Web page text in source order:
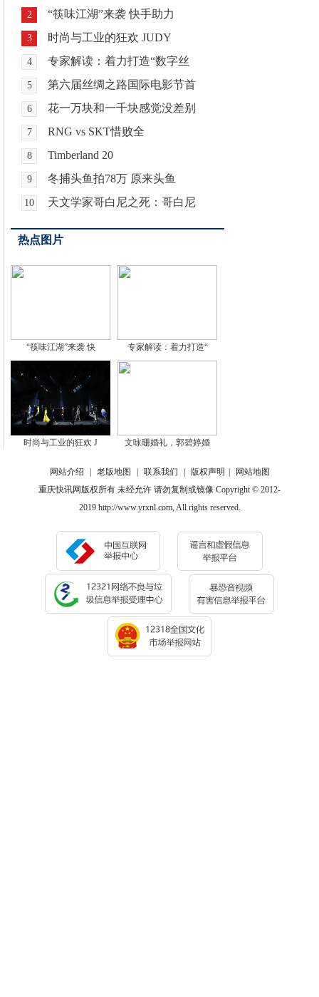
2 “筷味江湖”来袭 快手助力
3 时尚与工业的狂欢 JUDY
4 专家解读：着力打造“数字丝
5 第六届丝绸之路国际电影节首
6 花一万块和一千块感觉没差别
7 RNG vs SKT惜败全
8 Timberland 20
9 冬捕头鱼拍78万 原来头鱼
10 天文学家哥白尼之死：哥白尼
热点图片
“筷味江湖”来袭 快 专家解读：着力打造“
时尚与工业的狂欢 J 文咏珊婚礼，郭碧婷婚
网站介绍 老版地图 联系我们 版权声明
网站地图
重庆快讯网版权所有 未经允许 请勿复制或镜像 Copyright © 2012-
2019 http://www.yrxnl.com, All rights reserved.